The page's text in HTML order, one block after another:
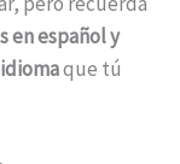
en español y
que tú